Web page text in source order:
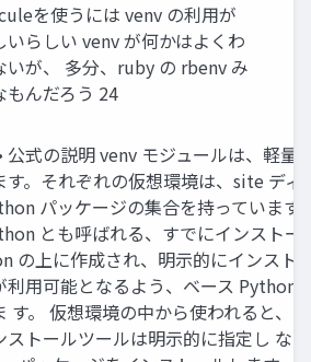
を使うには venv の利用が
いらしい venv が何かはよくわ
いが、 多分、ruby の rbenv み
もんだろう 24
公式の説明 venv モジュールは、軽量
す。それぞれの仮想環境は、site ディ
パッケージの集合を持っています
とも呼ばれる、すでにインストー
の上に作成され、明示的にインスト
利用可能となるよう、ベース Python
す。 仮想環境の中から使われると、
ストールツールは明示的に指定し な